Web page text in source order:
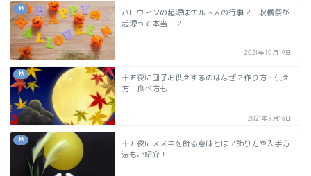
秋
ハロウィンの起源はケルト人の行事？！収穫祭が
起源って本当！？
2021年10月19日
秋
十五夜に団子お供えするのはなぜ？作り方・供え
方・食べ方も！
2021年9月16日
秋
十五夜にススキを飾る意味とは？飾り方や入手方
法もご紹介！